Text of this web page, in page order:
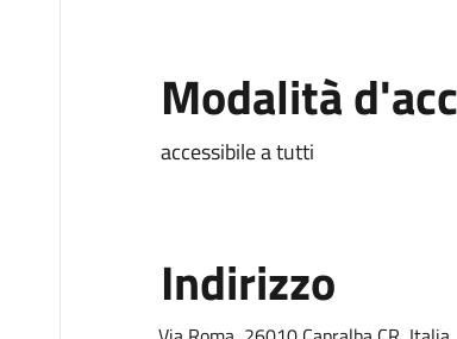
Modalità
accessibile a tutti
Indirizzo